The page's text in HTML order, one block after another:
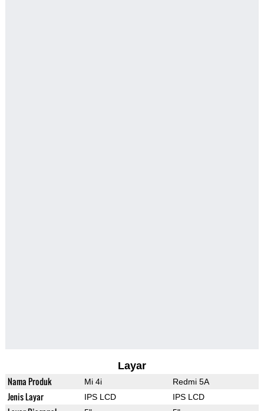
Layar
Nama Produk Mi 4i Redmi 5A
Jenis Layar IPS LCD IPS LCD